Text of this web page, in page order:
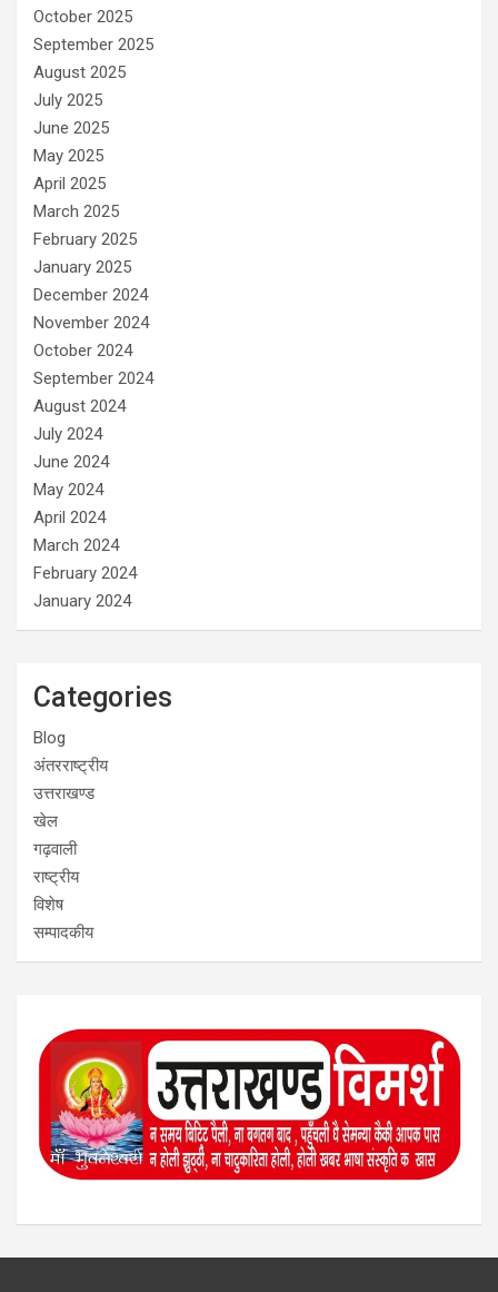
October 2025
September 2025
August 2025
July 2025
June 2025
May 2025
April 2025
March 2025
February 2025
January 2025
December 2024
November 2024
October 2024
September 2024
August 2024
July 2024
June 2024
May 2024
April 2024
March 2024
February 2024
January 2024
Categories
Blog
अंतरराष्ट्रीय
उत्तराखण्ड
खेल
गढ़वाली
राष्ट्रीय
विशेष
सम्पादकीय